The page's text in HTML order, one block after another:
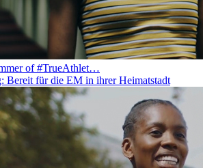
of #TrueAthlet…
Bereit für die EM in ihrer Heimatstadt